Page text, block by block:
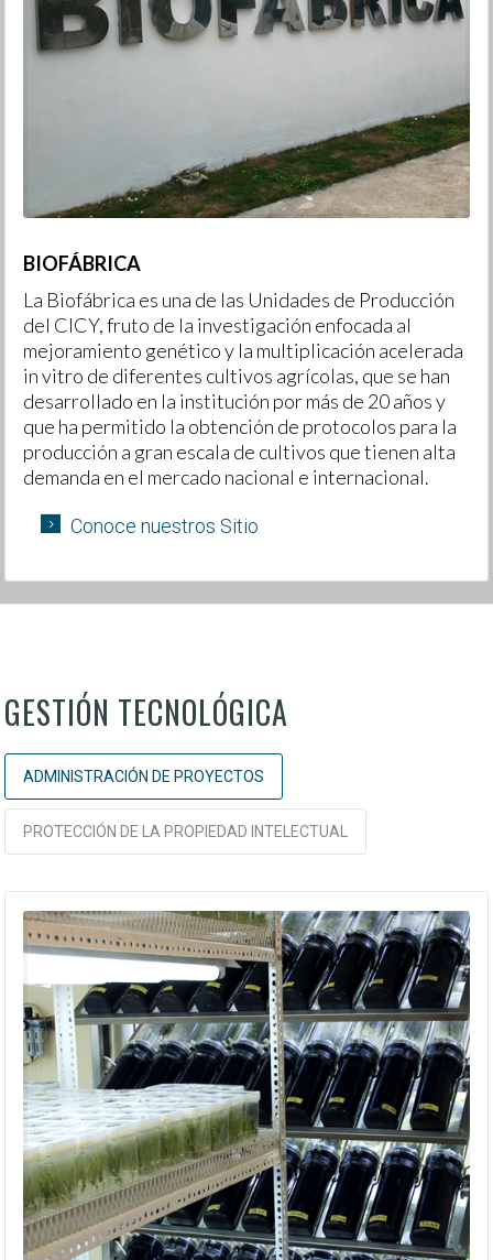
BIOFÁBRICA
La Biofábrica es una de las Unidades de Producción
del CICY, fruto de la investigación enfocada al
mejoramiento genético y la multiplicación acelerada
in vitro de diferentes cultivos agrícolas, que se han
desarrollado en la institución por más de 20 años y
que ha permitido la obtención de protocolos para la
producción a gran escala de cultivos que tienen alta
demanda en el mercado nacional e internacional.
Conoce nuestros Sitio
GESTIÓN TECNOLÓGICA
ADMINISTRACIÓN DE PROYECTOS
PROTECCIÓN DE LA PROPIEDAD INTELECTUAL